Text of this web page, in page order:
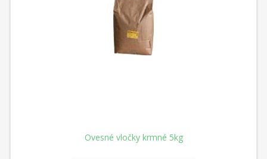
Ovesné vločky krmné 5kg